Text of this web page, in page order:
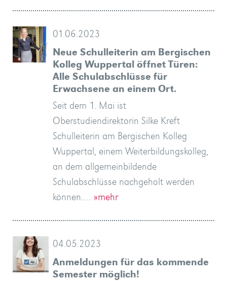
01.06.2023
Neue Schulleiterin am Bergischen
Kolleg Wuppertal öffnet Türen:
Alle Schulabschlüsse für
Erwachsene an einem Ort.
Seit dem 1. Mai ist
Oberstudiendirektorin Silke Kreft
Schulleiterin am Bergischen Kolleg
Wuppertal, einem Weiterbildungskolleg,
an dem allgemeinbildende
Schulabschlüsse nachgeholt werden
können.… »mehr
04.05.2023
Anmeldungen für das kommende
Semester möglich!